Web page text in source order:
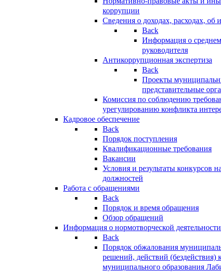
коррупции
Сведения о доходах, расходах, об
Back
Информация о
руководителя
Антикоррупционная экспертиза
Back
Проекты
представительные
Комиссия по соблюдению
урегулированию конфликта
Кадровое обеспечение
Back
Порядок поступления
Квалификационные требования
Вакансии
Условия и результаты конкурсов
должностей
Работа с обращениями
Back
Порядок и время обращения
Обзор обращений
Информация о нормотворческой деятельности
Back
Порядок обжалования
решений, действий (бездействия)
муниципального образования